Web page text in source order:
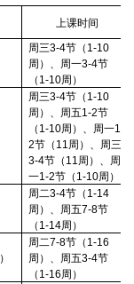
上课时间
周三3-4节（ 1-10
周）、周一3-4节
（ 1-10周）
周三3-4节（ 1-10
周）、周五1-2节
（ 1-10周）、周一1-
2节（ 11周）、周三
3-4节（ 11周）、周
一1-2节（ 1-10周）
周二3-4节（ 1-14
周）、周五7-8节
（ 1-14周）
）
周二7-8节（ 1-16
周）、周五3-4节
（ 1-16周）